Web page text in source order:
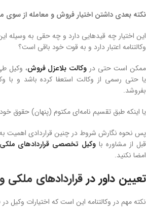
نکته بعدی داشتن اختیار فروش و معامله از
این اختیار چه قیدهایی دارد و چه حقی به وسیله
وکالتنامه اعتبار دارد و به قوت خود باقی است؟
ممکن است حتی در وکالت بلاعزل فروش، وکیل
یا حتی رسمی از وکالت استعفا کرده باشد و با
بفروشد.
یا اینکه طبق تقسیم نامه‌ای مکتوم (پنهان) حقوق
پس نحوه نگارش شروط در چنین قراردادی اهمیت
قبل از مشاوره با وکیل تخصصی قراردادهای ملکی
امضا نکنید.
تعیین داور در قراردادهای ملکی
نکته مهم در وکالتنامه این است که اختیارات وکیل